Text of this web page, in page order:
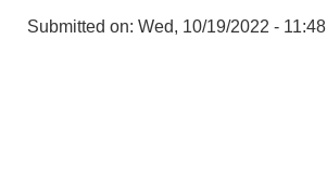
Submitted on: Wed, 10/19/2022 - 11:48